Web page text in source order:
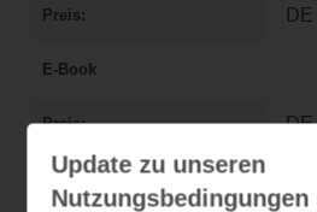
Preis DE
E-Book
Preis DE
Format
Update zu unseren